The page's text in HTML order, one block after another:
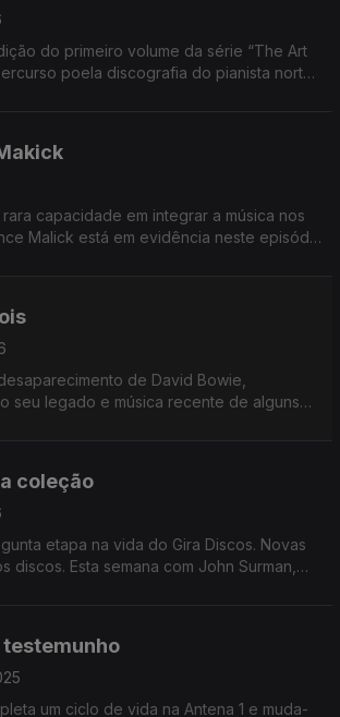
do primeiro volume da série “The Art
poela discografia do pianista norte-
rara capacidade em integrar a música nos
Malick está em evidência neste episódio
de David Bowie,
seu legado e música recente de alguns
coleção
etapa na vida do Gira Discos. Novas
discos. Esta semana com John Surman,
testemunho
um ciclo de vida na Antena 1 e muda-